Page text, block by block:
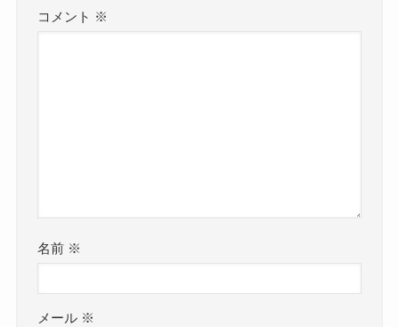
コメント ※
名前 ※
メール ※